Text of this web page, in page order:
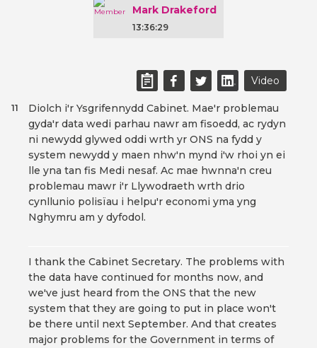
Mark Drakeford
13:36:29
Video
Diolch i'r Ysgrifennydd Cabinet. Mae'r problemau
gyda'r data wedi parhau nawr am fisoedd, ac rydyn
ni newydd glywed oddi wrth yr ONS na fydd y
system newydd y maen nhw'n mynd i'w rhoi yn ei
lle yna tan fis Medi nesaf. Ac mae hwnna'n creu
problemau mawr i'r Llywodraeth wrth drio
cynllunio polisïau i helpu'r economi yma yng
Nghymru am y dyfodol.
11
I thank the Cabinet Secretary. The problems with
the data have continued for months now, and
we've just heard from the ONS that the new
system that they are going to put in place won't
be there until next September. And that creates
major problems for the Government in terms of